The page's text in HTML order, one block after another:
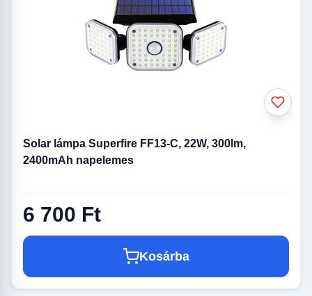
Solar lámpa Superfire FF13-C, 22W, 300lm,
2400mAh napelemes
6 700 Ft
Kosárba